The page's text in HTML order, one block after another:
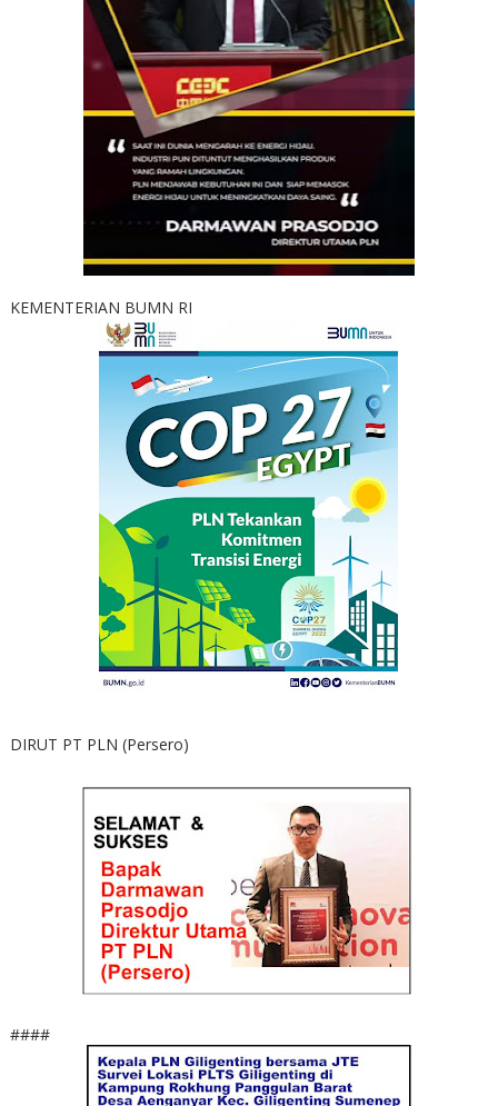
KEMENTERIAN BUMN RI
DIRUT PT PLN (Persero)
####